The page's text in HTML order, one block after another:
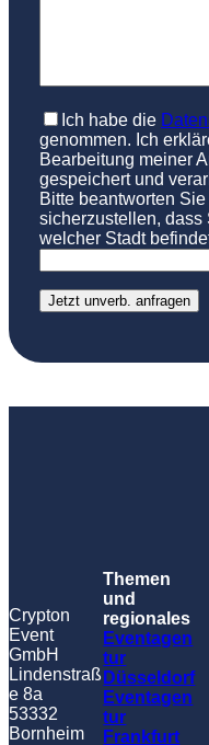
Ich habe die
genommen. Ich
Bearbeitung meiner
gespeichert und
Bitte beantworten
sicherzustellen, dass
welcher Stadt
Crypton
Event
GmbH
Lindenstraß
e 8a
53332
Bornheim
Themen
und
regionales
Eventagen
tur
Düsseldorf
Eventagen
tur
Frankfurt